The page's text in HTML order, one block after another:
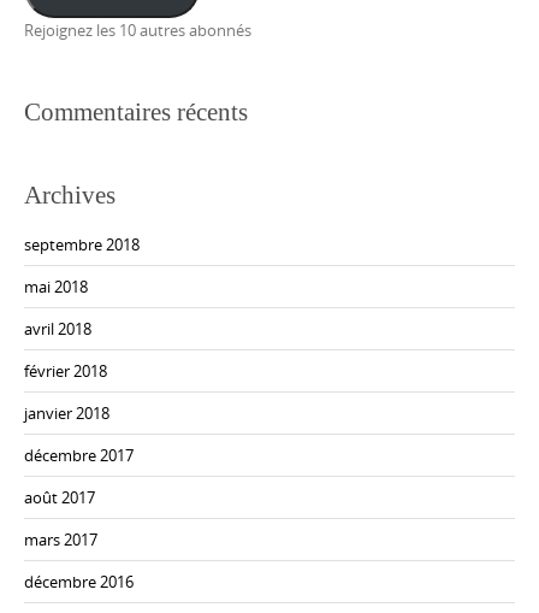
Rejoignez les 10 autres abonnés
Commentaires récents
Archives
septembre 2018
mai 2018
avril 2018
février 2018
janvier 2018
décembre 2017
août 2017
mars 2017
décembre 2016